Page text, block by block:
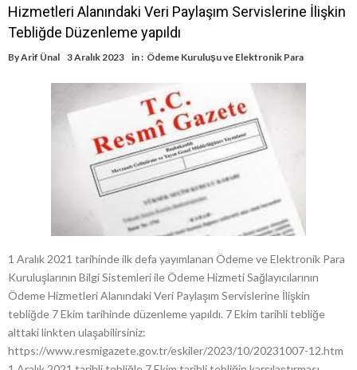
Hizmetleri Alanındaki Veri Paylaşım Servislerine İlişkin
Tebliğde Düzenleme yapıldı
ByArif Ünal 3 Aralık 2023 in : Ödeme Kuruluşu ve Elektronik Para
1 Aralık 2021 tarihinde ilk defa yayımlanan Ödeme ve Elektronik Para
Kuruluşlarının Bilgi Sistemleri ile Ödeme Hizmeti Sağlayıcılarının
Ödeme Hizmetleri Alanındaki Veri Paylaşım Servislerine İlişkin
tebliğde 7 Ekim tarihinde düzenleme yapıldı. 7 Ekim tarihli tebliğe
alttaki linkten ulaşabilirsiniz:
https://www.resmigazete.gov.tr/eskiler/2023/10/20231007-12.htm